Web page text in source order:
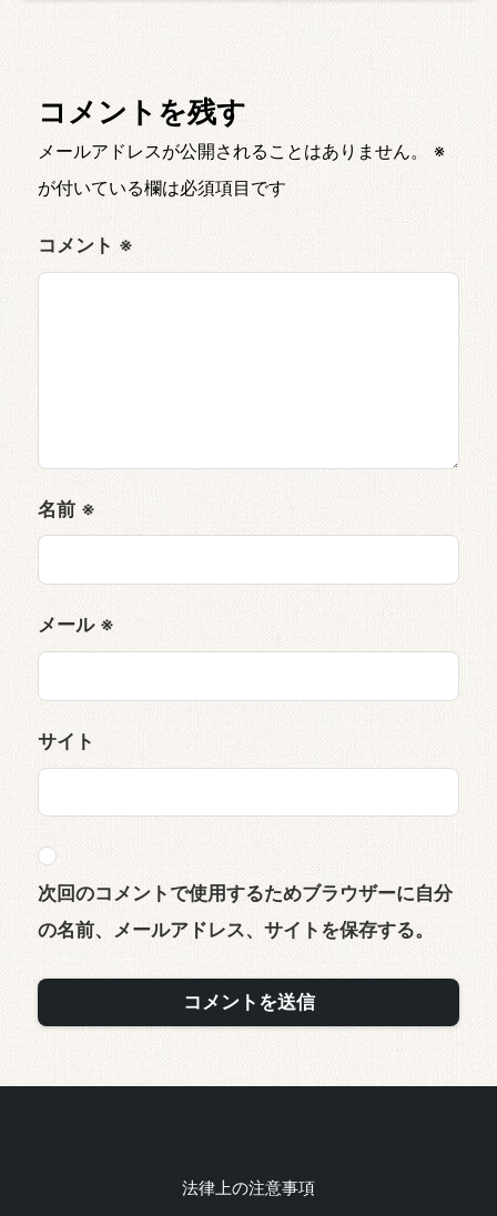
コメントを残す
メールアドレスが公開されることはありません。
※
が付いている欄は必須項目です
コメント ※
名前 ※
メール ※
サイト
次回のコメントで使用するためブラウザーに自分
の名前、メールアドレス、サイトを保存する。
法律上の注意事項